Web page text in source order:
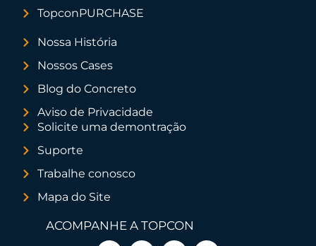
TopconPURCHASE
Nossa História
Nossos Cases
Blog do Concreto
Aviso de Privacidade
Solicite uma demontração
Suporte
Trabalhe conosco
Mapa do Site
ACOMPANHE A TOPCON